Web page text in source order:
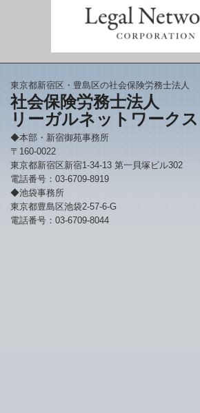
東京都新宿区・豊島区の社会保険労務士法人
社会保険労務士法人
リーガルネットワークス
◆本部・新宿御苑事務所
〒160-0022
東京都新宿区新宿1-34-13 第一貝塚ビル302
電話番号：03-6709-8919
◆池袋事務所
東京都豊島区池袋2-57-6-G
電話番号：03-6709-8044